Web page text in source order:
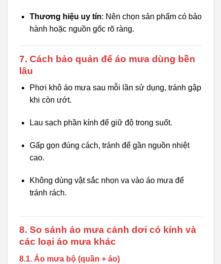
Thương hiệu uy tín: Nên chọn sản phẩm có bảo
hành hoặc nguồn gốc rõ ràng.
7. Cách bảo quản để áo mưa dùng bền
lâu
Phơi khô áo mưa sau mỗi lần sử dụng, tránh gập
khi còn ướt.
Lau sạch phần kính để giữ độ trong suốt.
Gấp gọn đúng cách, tránh để gần nguồn nhiệt
cao.
Không dùng vật sắc nhọn va vào áo mưa để
tránh rách.
8. So sánh áo mưa cánh dơi có kính và
các loại áo mưa khác
8.1. Áo mưa bộ (quần + áo)